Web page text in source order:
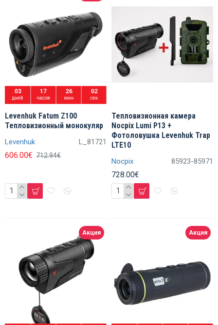
03
дней
17
часов
26
мин
01
сек
Levenhuk L_81721
Levenhuk Fatum Z100
Тепловизионный монокуляр
606.00€ 712.94€
Nocpix 85923-85971
Тепловизионная камера
Nocpix Lumi P13 +
Фотоловушка Levenhuk Trap
LTE10
728.00€
Акция Акция